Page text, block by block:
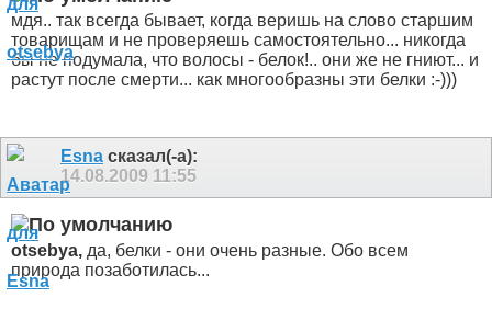
мдя.. так всегда бывает, когда веришь на слово старшим
товарищам и не проверяешь самостоятельно... никогда
бы не подумала, что волосы - белок!.. они же не гниют... и
растут после смерти... как многообразны эти белки :-)))
Esna сказал(-а):
14.08.2009 11:55
otsebya, да, белки - они очень разные. Обо всем
природа позаботилась...